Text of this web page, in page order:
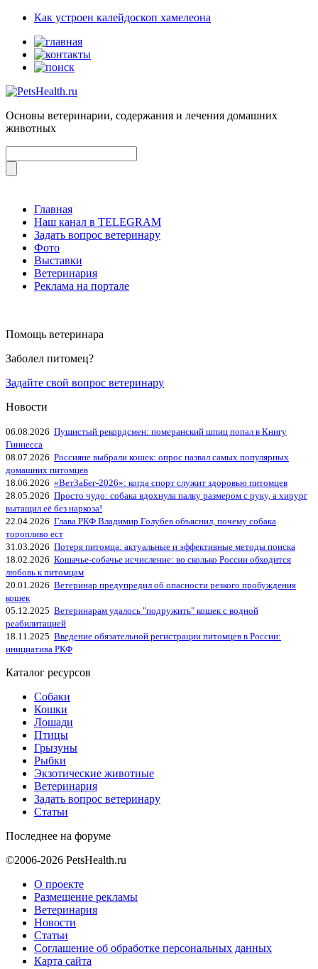
Как устроен калейдоскоп хамелеона
Основы ветеринарии, содержания и лечения домашних
животных
Главная
Наш канал в TELEGRAM
Задать вопрос ветеринару
Фото
Выставки
Ветеринария
Реклама на портале
Помощь ветеринара
Заболел питомец?
Задайте свой вопрос ветеринару
Новости
06.08.2026 Пушистый рекордсмен: померанский шпиц попал в Книгу
Гиннесса
08.07.2026 Россияне выбрали кошек: опрос назвал самых популярных
домашних питомцев
18.06.2026 «ВетЗаБег‑2026»: когда спорт служит здоровью питомцев
28.05.2026 Просто чудо: собака вдохнула палку размером с руку, а хирург
вытащил её без наркоза!
22.04.2026 Глава РКФ Владимир Голубев объяснил, почему собака
торопливо ест
31.03.2026 Потеря питомца: актуальные и эффективные методы поиска
18.02.2026 Кошачье-собачье исчисление: во сколько России обходится
любовь к питомцам
20.01.2026 Ветеринар предупредил об опасности резкого пробуждения
кошек
05.12.2025 Ветеринарам удалось "подружить" кошек с водной
реабилитацией
18.11.2025 Введение обязательной регистрации питомцев в России:
инициатива РКФ
Каталог ресурсов
Собаки
Кошки
Лошади
Птицы
Грызуны
Рыбки
Экзотические животные
Ветеринария
Задать вопрос ветеринару
Статьи
Последнее на форуме
©2006-2026 PetsHealth.ru
О проекте
Размещение рекламы
Ветеринария
Новости
Статьи
Соглашение об обработке персональных данных
Карта сайта